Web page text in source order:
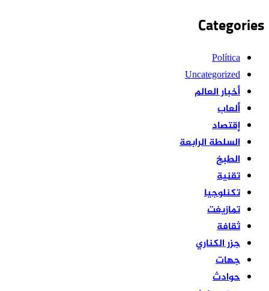
Categories
Política
Uncategorized
أخبار العالم
ألعاب
إقتصاد
السلطة الرابعة
الطبخ
تقنية
تكنلوجيا
تمازيغت
ثقافة
جزر الكناري
جهات
حوادث